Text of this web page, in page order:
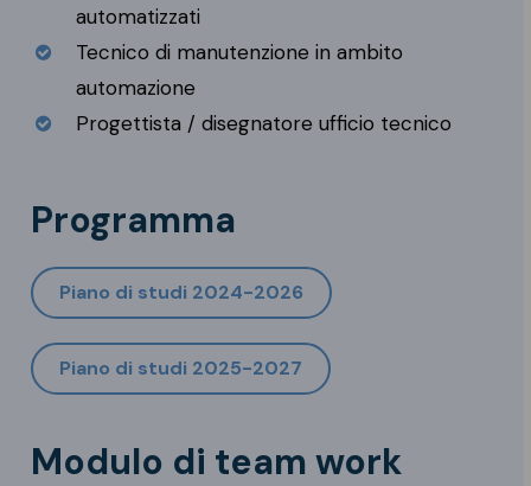
automatizzati
Tecnico di manutenzione in ambito
automazione
Progettista / disegnatore ufficio tecnico
Programma
Piano di studi 2024-2026
Piano di studi 2025-2027
Modulo di team work